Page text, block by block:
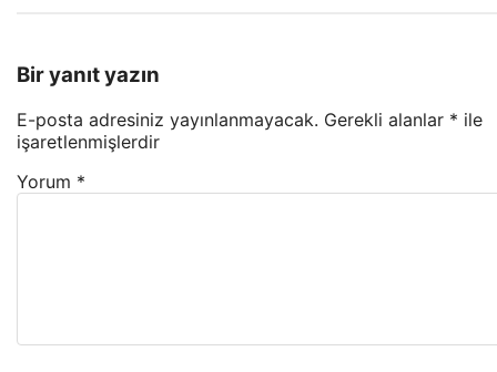
Bir yanıt yazın
E-posta adresiniz yayınlanmayacak. Gerekli alanlar * ile
işaretlenmişlerdir
Yorum *